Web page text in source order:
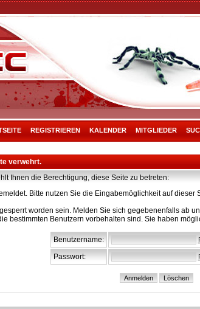
REGISTRIEREN KALENDER MITGLIEDER
verwehrt.
Ihnen die Berechtigung, diese Seite zu betreten:
Bitte nutzen Sie die Eingabemöglichkeit auf dieser
worden sein. Melden Sie sich gegebenenfalls ab
bestimmten Benutzern vorbehalten sind. Sie haben
Benutzername:
Passwort: